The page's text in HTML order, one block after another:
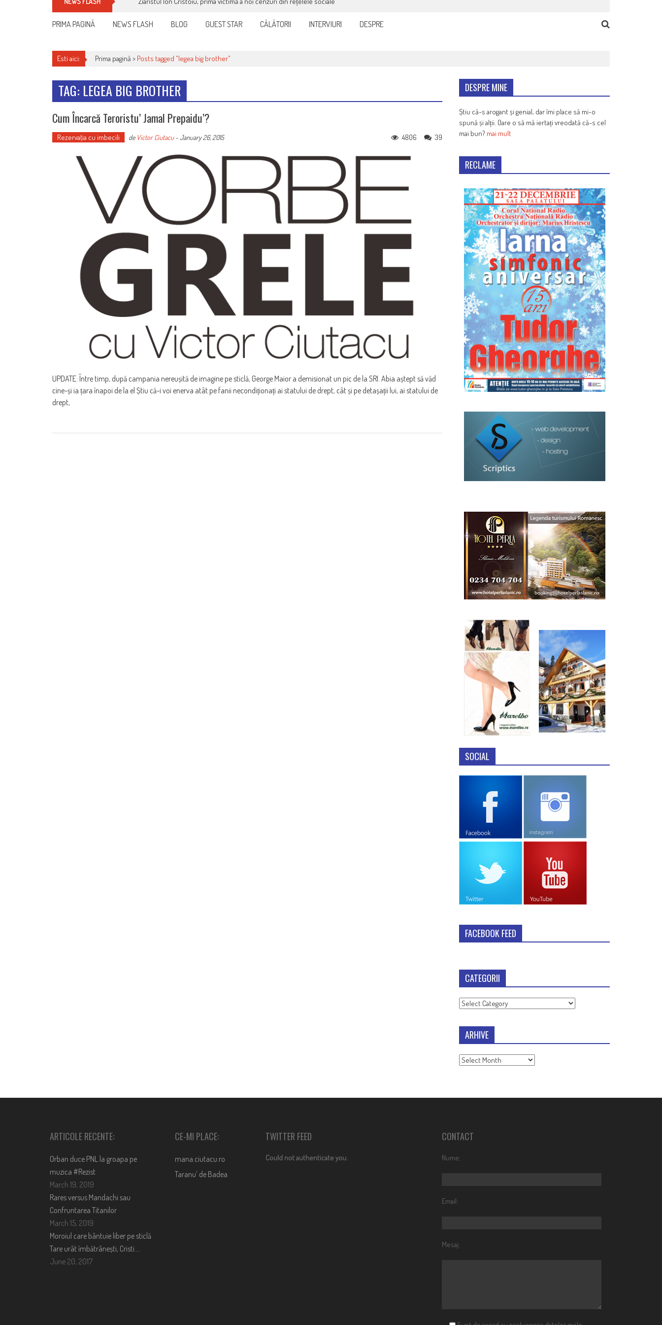
PRIMA PAGINĂ NEWS FLASH BLOG GUEST STAR CĂLĂTORII INTERVIURI DESPRE
Esti aici: Prima pagină > Posts tagged "legea big brother"
TAG: LEGEA BIG BROTHER
Cum Încarcă Teroristu’ Jamal Prepaidu’?
Rezervaţia cu imbecili de Victor Ciutacu-January 26, 2015 39
4806
UPDATE: Între timp, după campania nereușită de imagine pe sticlă, George Maior a demisionat un pic de la SRI. Abia aștept să văd
cine-și ia țara înapoi de la el Știu că-i voi enerva atât pe fanii necondiționați ai statului de drept, cât și pe detașații lui, ai statului de
drept,
DESPRE MINE
Știu că-s arogant și genial, dar îmi place să mi-o
spună și alții. Oare o să mă iertați vreodată că-s cel
mai bun? mai mult
RECLAME
SOCIAL
FACEBOOK FEED
CATEGORII
Categorii
ARHIVE
Arhive
ARTICOLE RECENTE:
Orban duce PNL la groapa pe
muzica #Rezist
March 19, 2019
Rares versus Mandachi sau
Confruntarea Titanilor
March 15, 2019
Moroiul care bântuie liber pe sticlă.
Tare urât îmbătrânești, Cristi….
June 20, 2017
CE-MI PLACE:
mana.ciutacu.ro
Taranu’ de Badea
TWITTER FEED
Could not authenticate you.
CONTACT
Nume:
Email:
Mesaj: